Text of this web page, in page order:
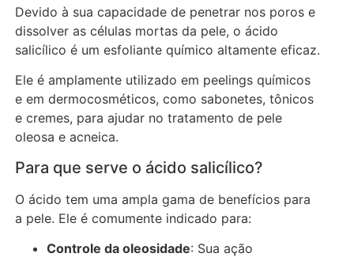
Devido à sua capacidade de penetrar nos poros e
dissolver as células mortas da pele, o ácido
salicílico é um esfoliante químico altamente eficaz.
Ele é amplamente utilizado em peelings químicos
e em dermocosméticos, como sabonetes, tônicos
e cremes, para ajudar no tratamento de pele
oleosa e acneica.
Para que serve o ácido salicílico?
O ácido tem uma ampla gama de benefícios para
a pele. Ele é comumente indicado para:
Controle da oleosidade: Sua ação